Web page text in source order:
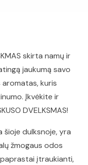
skirta namų ir
jaukumą savo
kuris
Įkvėkite ir
DVELKSMAS!
šioje dulksnoje, yra
žmogaus odos
įtraukianti,